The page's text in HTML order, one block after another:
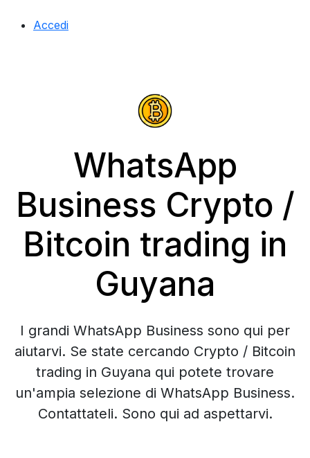
Accedi
WhatsApp
Business Crypto /
Bitcoin trading in
Guyana
I grandi WhatsApp Business sono qui per
aiutarvi. Se state cercando Crypto / Bitcoin
trading in Guyana qui potete trovare
un'ampia selezione di WhatsApp Business.
Contattateli. Sono qui ad aspettarvi.